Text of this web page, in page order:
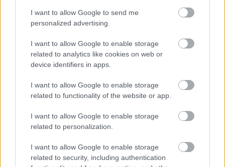
I want to allow Google to send me
personalized advertising.
I want to allow Google to enable storage
related to analytics like cookies on web or
device identifiers in apps.
I want to allow Google to enable storage
related to functionality of the website or app.
I want to allow Google to enable storage
related to personalization.
I want to allow Google to enable storage
related to security, including authentication
hannahjoga•2018. november 29.
November 25-én reggel ugyanannak a
Jógastúdiónak a küszöbét léptem át, amit közel hat
évvel ezelőtt is: 2012-ben érkeztem meg ugyanis az
első ...